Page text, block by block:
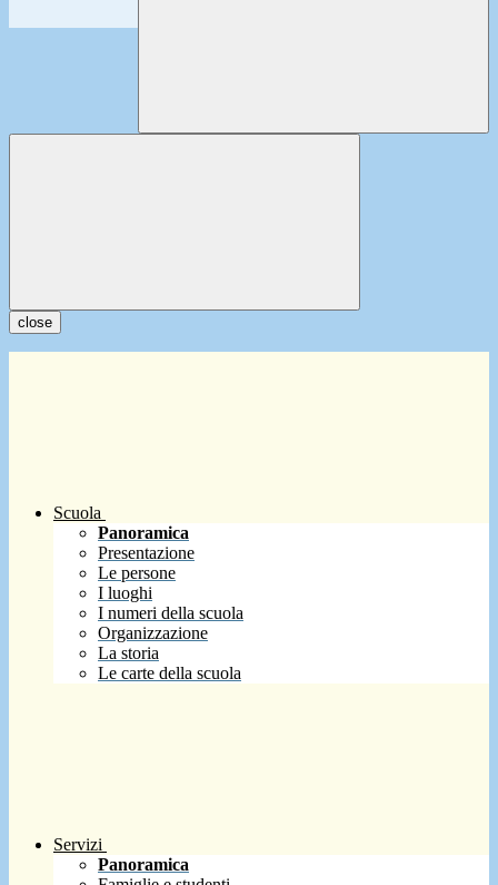
close
Scuola
Panoramica
Presentazione
Le persone
I luoghi
I numeri della scuola
Organizzazione
La storia
Le carte della scuola
Servizi
Panoramica